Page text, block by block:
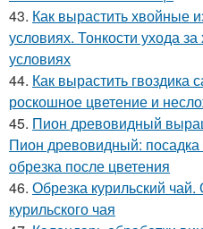
43. Как вырастить хвойные
условиях. Тонкости ухода
условиях
44. Как вырастить гвоздика
роскошное цветение и
45. Пион древовидный
Пион древовидный:
обрезка после цветения
46. Обрезка курильский
курильского чая